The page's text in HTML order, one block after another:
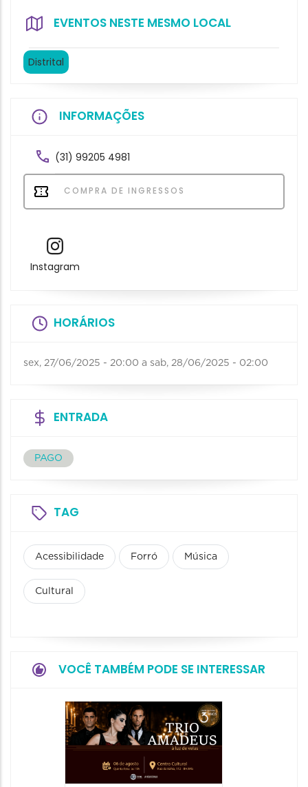
EVENTOS NESTE MESMO LOCAL
Distrital
INFORMAÇÕES
(31) 99205 4981
COMPRA DE INGRESSOS
Instagram
HORÁRIOS
sex, 27/06/2025 - 20:00 a sab, 28/06/2025 - 02:00
ENTRADA
PAGO
TAG
Acessibilidade Forró Música
Cultural
VOCÊ TAMBÉM PODE SE INTERESSAR